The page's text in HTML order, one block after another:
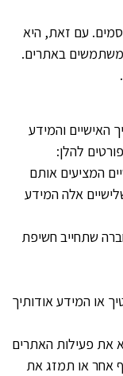
עם זאת, היא
באתרים.
האישיים והמידע
להלן:
המציעים אותם
אלה המידע
שתחייב חשיפת
או המידע אודותיך
את פעילות האתרים
אחר או תמזג את